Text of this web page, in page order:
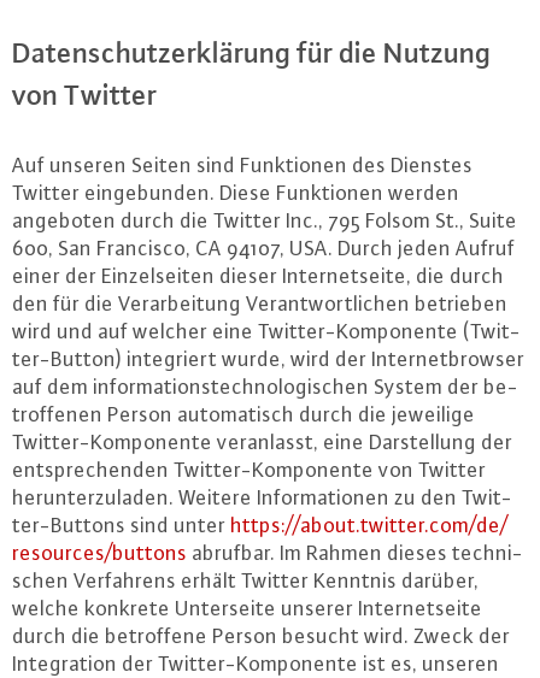
Da­ten­schutz­er­klä­rung für die Nutzung
von Twitter
Auf unseren Seiten sind Funk­tio­nen des Dienstes
Twitter ein­ge­bun­den. Diese Funk­tio­nen werden
angeboten durch die Twitter Inc., 795 Folsom St., Suite
600, San Francisco, CA 94107, USA. Durch jeden Aufruf
einer der Ein­zel­sei­ten dieser In­ter­net­sei­te, die durch
den für die Ver­ar­bei­tung Ver­ant­wort­li­chen betrieben
wird und auf welcher eine Twit­ter-Kom­po­nen­te (Twit­
ter-But­ton) in­te­griert wurde, wird der In­ter­net­brow­ser
auf dem in­for­ma­ti­ons­tech­no­lo­gi­schen System der be­
trof­fe­nen Person au­to­ma­tisch durch die jeweilige
Twit­ter-Kom­po­nen­te ver­an­lasst, eine Dar­stel­lung der
ent­spre­chen­den Twit­ter-Kom­po­nen­te von Twitter
her­un­ter­zu­la­den. Weitere In­for­ma­tio­nen zu den Twit­
ter-But­tons sind unter https://​about.​twitter.​com/​de/​
resources/​buttons abrufbar. Im Rahmen dieses tech­ni­
schen Ver­fah­rens erhält Twitter Kenntnis darüber,
welche konkrete Un­ter­sei­te unserer In­ter­net­sei­te
durch die be­trof­fe­ne Person besucht wird. Zweck der
In­te­gra­ti­on der Twit­ter-Kom­po­nen­te ist es, unseren